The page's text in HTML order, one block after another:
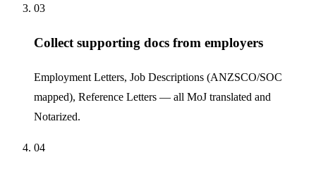
03
Collect supporting docs from employers
Employment Letters, Job Descriptions (ANZSCO/SOC
mapped), Reference Letters — all MoJ translated and
Notarized.
04